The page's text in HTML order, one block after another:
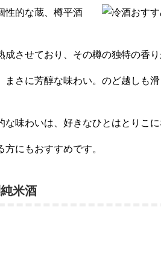
性的な蔵、樽平酒
成させており、その樽の独特の香
まさに芳醇な味わい。のど越しも
な味わいは、好きなひとはとりこ
にもおすすめです。
米酒